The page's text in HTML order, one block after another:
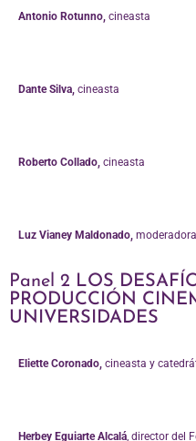
Antonio Rotunno, cineasta
Dante Silva, cineasta
Roberto Collado, cineasta
Luz Vianey Maldonado, moderadora
Panel 2 LOS
PRODUCCIÓN
UNIVERSIDADES
Eliette Coronado, cineasta y
Herbey Eguiarte Alcalá, director del